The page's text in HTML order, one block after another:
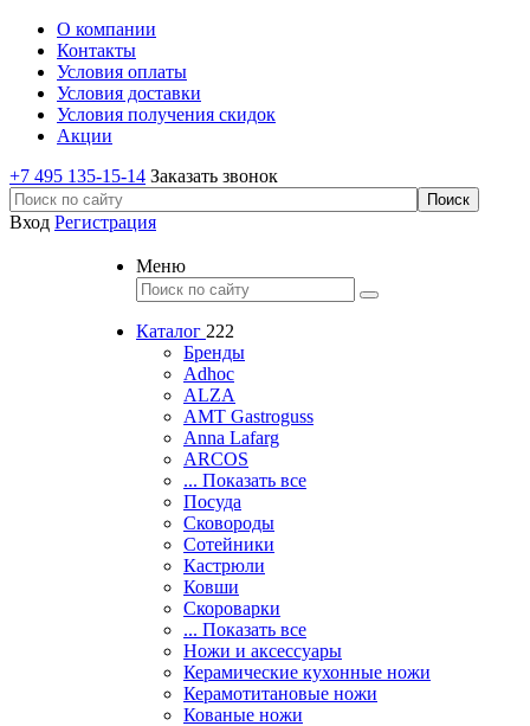
О компании
Контакты
Условия оплаты
Условия доставки
Условия получения скидок
Акции
+7 495 135-15-14 Заказать звонок
Вход Регистрация
Меню
Каталог 222
Бренды
Adhoc
ALZA
AMT Gastroguss
Anna Lafarg
ARCOS
... Показать все
Посуда
Сковороды
Сотейники
Кастрюли
Ковши
Скороварки
... Показать все
Ножи и аксессуары
Керамические кухонные ножи
Керамотитановые ножи
Кованые ножи